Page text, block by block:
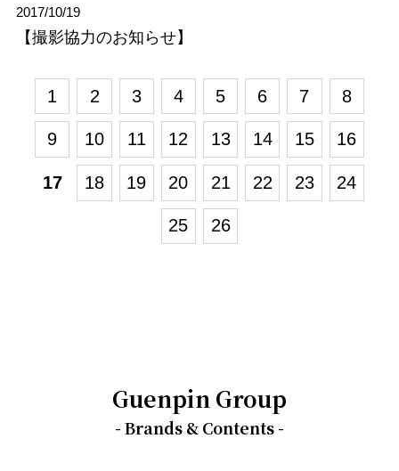
2017/10/19
【撮影協力のお知らせ】
1 2 3 4 5 6 7 8
9 10 11 12 13 14 15 16
17 18 19 20 21 22 23 24
25 26
Guenpin Group
- Brands & Contents -